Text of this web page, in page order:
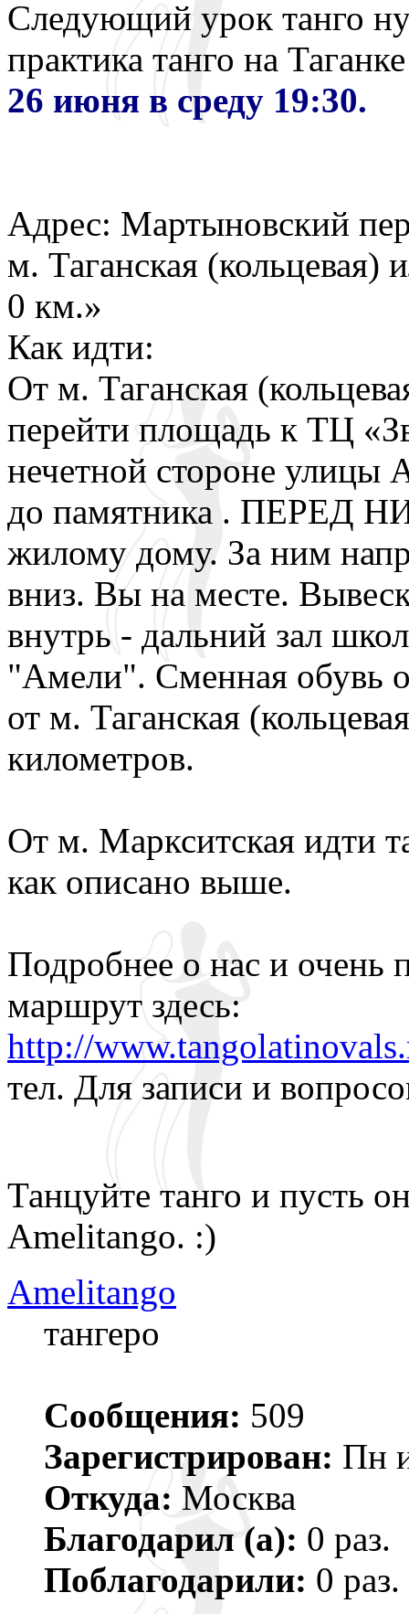
Следующий урок танго
практика танго на
26 июня в среду 19:30.
Адрес: Мартыновский
м. Таганская
0 км.»
Как идти:
От м. Таганская
перейти площадь к ТЦ
нечетной стороне улицы
до памятника . ПЕРЕД
жилому дому. За ним
вниз. Вы на месте.
внутрь - дальний зал
"Амели". Сменная обувь
от м. Таганская
километров.
От м. Маркситская идти
как описано выше.
Подробнее о нас и
маршрут здесь:
http://
тел. Для записи и
Танцуйте танго и пусть
Amelitango. :)
Amelitango
тангеро
Сообщения: 509
Зарегистрирован: Пн
Откуда: Москва
Благодарил (а): 0 раз.
Поблагодарили: 0 раз.